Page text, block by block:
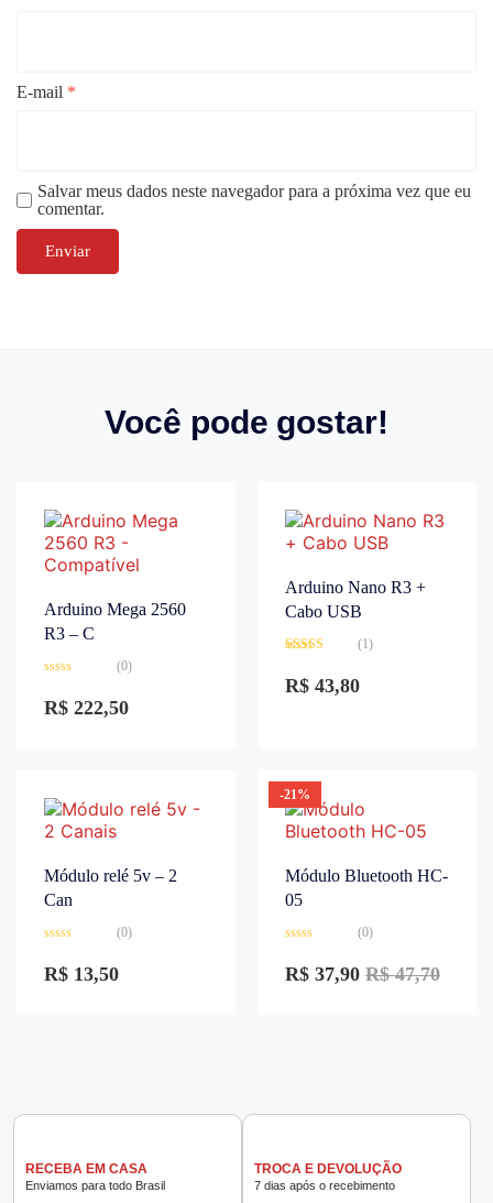
E-mail *
Salvar meus dados neste navegador para a próxima vez que eu
comentar.
Você pode gostar!
Arduino Mega 2560
R3 – C
0
de
(0)
R$ 222,50
Arduino Nano R3 +
Cabo USB
3.00 de
5
(1)
R$ 43,80
Módulo relé 5v – 2
Can
0
de
(0)
R$ 13,50
-21%
Módulo Bluetooth HC-
05
0
de
(0)
R$47,70
R$ 37,90
RECEBA EM CASA
Enviamos para todo Brasil
TROCA E DEVOLUÇÃO
7 dias após o recebimento